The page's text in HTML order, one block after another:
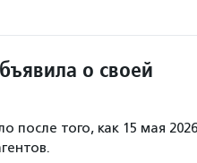
о своей
после того, как 15 мая 2026